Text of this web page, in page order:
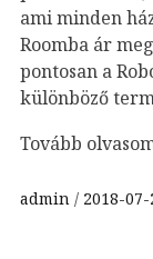
ami minden
Roomba ár
pontosan a
különböző
Tovább
admin 2018-07-